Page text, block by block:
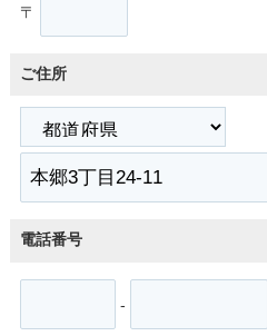
〒
ご住所
電話番号
-